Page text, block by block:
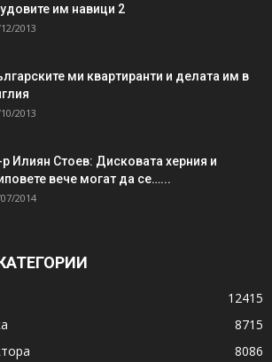
им навици 2
2013
ми квартиранти и делата им в
2013
Илиян Стоев: Дисковата херния и
вече могат да се…...
2014
12415
8715
8086